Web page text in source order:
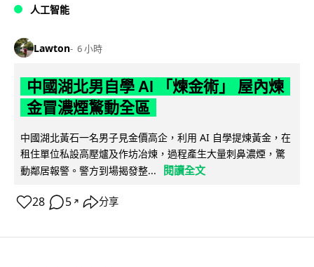
人工智能
Lawton 6 小時
中國湖北男自學 AI 「煉金術」 屋內煉
金冒濃煙驚動全區
中國湖北黃石一名男子見金價高企，利用 AI 自學提煉黃金，在
租住單位私設高壓爐及作坊冶煉，過程產生大量刺鼻濃煙，驚
動鄰居報警。警方到場揭發整...
閱讀全文
28 5 ↗ 分享